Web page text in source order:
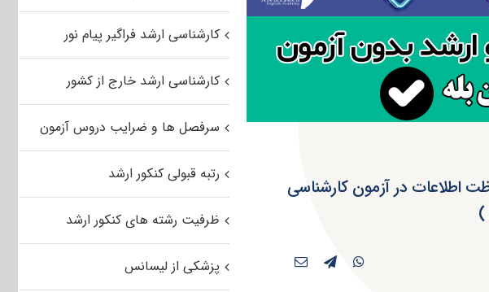
اطلاعات در آزمون کارشناسی
کارشناسی ارشد فراگیر پیام نور
کارشناسی ارشد خارج از کشور
سرفصل ها و ضرایب دروس آزمون
رتبه قبولی کنکور ارشد
ظرفیت رشته های کنکور ارشد
پزشکی از لیسانس